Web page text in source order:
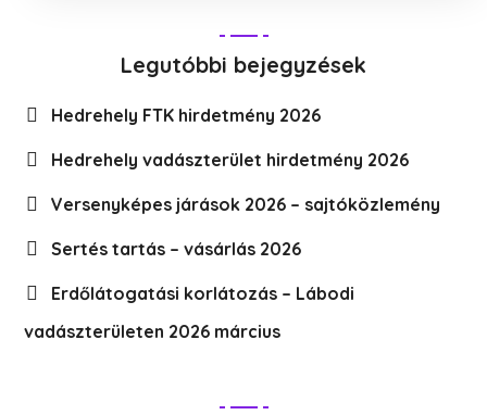
Legutóbbi bejegyzések
Hedrehely FTK hirdetmény 2026
Hedrehely vadászterület hirdetmény 2026
Versenyképes járások 2026 – sajtóközlemény
Sertés tartás – vásárlás 2026
Erdőlátogatási korlátozás – Lábodi
vadászterületen 2026 március